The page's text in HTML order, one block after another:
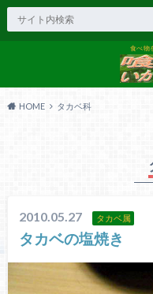
食べ物
HOME タカベ科
2010.05.27 タカベ属
タカベの塩焼き